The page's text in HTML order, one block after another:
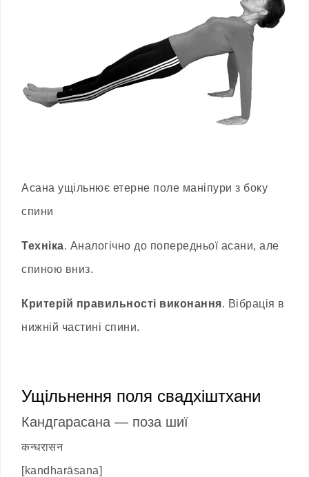
Асана ущільнює етерне поле маніпури з боку
спини
Техніка. Аналогічно до попередньої асани, але
спиною вниз.
Критерій правильності виконання. Вібрація в
нижній частині спини.
Ущільнення поля свадхіштхани
Кандгарасана — поза шиї
कन्धरासन
[kandharāsana]